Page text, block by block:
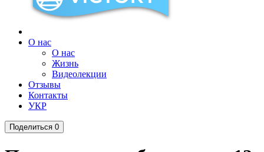
О нас
О нас
Жизнь
Видеолекции
Отзывы
Контакты
УКР
Поделиться 0